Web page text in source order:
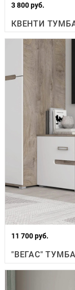
3 800 руб.
КВЕНТИ
11 700 руб.
"ВЕГАС"